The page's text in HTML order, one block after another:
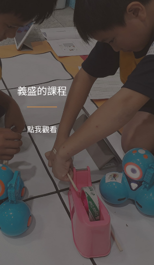
今天(2026-03-20)義盛國小迎來一場特別的校
流活動，來自台北靜心小學，以及美國舊金山
小學生，一起走進山裡，體驗不一樣的一天。
這樣的國際交流其實已經持續了三、四年，每
到了這個時候，孩子們都很期待，也會特別關
今年誰會來、會一起做些什麼。這次活動由本
二到六年級學生共同參與，陪伴來訪的同學進
交流與體驗。孩子們從一開始的簡單自我介紹
到慢慢互動、聊天，氣氛也越來越自然。課程
排以泰雅文化為主，設計了三個體驗關卡：傳
射箭、搗小米麻糬，以及串珠手作。分組進行
關的過程中，不只是動手做，也有很多彼此交
的機會，有些孩子用簡單英文，有些用肢體比
劃，慢慢找到溝通的方式。在山裡的一天，除
體驗泰雅生活，也讓孩子們接觸到不同國家的
友。對義盛的孩子來說，是一次難得的國際交
流；對來訪的學生來說，也多了一段貼近部落
義盛的課程
點我觀看